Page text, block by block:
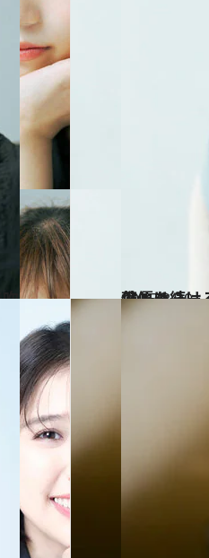
2025.8.29
俳優を続けるか迷っていた伊藤沙莉が「覚悟を決めた」家族からの言葉とは？
カルチャー